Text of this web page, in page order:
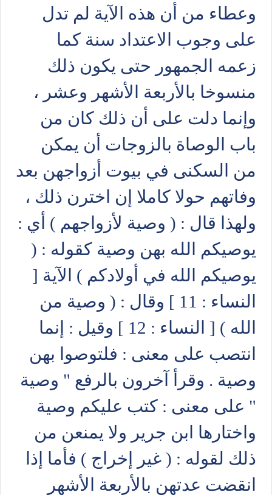
وعطاء من أن هذه الآية لم تدل
على وجوب الاعتداد سنة كما
زعمه الجمهور حتى يكون ذلك
منسوخا بالأربعة الأشهر وعشر ،
وإنما دلت على أن ذلك كان من
باب الوصاة بالزوجات أن يمكن
من السكنى في بيوت أزواجهن بعد
وفاتهم حولا كاملا إن اخترن ذلك ،
ولهذا قال : ( وصية لأزواجهم ) أي :
يوصيكم الله بهن وصية كقوله : (
يوصيكم الله في أولادكم ) الآية [
النساء : 11 ] وقال : ( وصية من
الله ) [ النساء : 12 ] وقيل : إنما
انتصب على معنى : فلتوصوا بهن
وصية . وقرأ آخرون بالرفع " وصية
" على معنى : كتب عليكم وصية
واختارها ابن جرير ولا يمنعن من
ذلك لقوله : ( غير إخراج ) فأما إذا
انقضت عدتهن بالأربعة الأشهر